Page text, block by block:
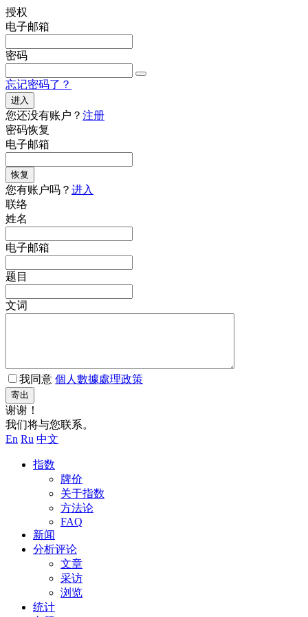
授权
电子邮箱
密码
忘记密码了？
进入
您还没有账户？ 注册
密码恢复
电子邮箱
恢复
您有账户吗？ 进入
联络
姓名
电子邮箱
题目
文词
我同意 個人數據處理政策
寄出
谢谢！
我们将与您联系。
En Ru 中文
指数
牌价
关于指数
方法论
FAQ
新闻
分析评论
文章
采访
浏览
统计